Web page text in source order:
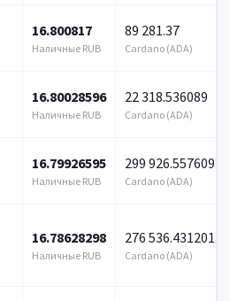
16.800817
Наличные RUB
89 281.37
Cardano (ADA)
16.80028596
Наличные RUB
22 318.536089
Cardano (ADA)
16.79926595
Наличные RUB
299 926.557609
Cardano (ADA)
16.78628298
Наличные RUB
276 536.431201
Cardano (ADA)